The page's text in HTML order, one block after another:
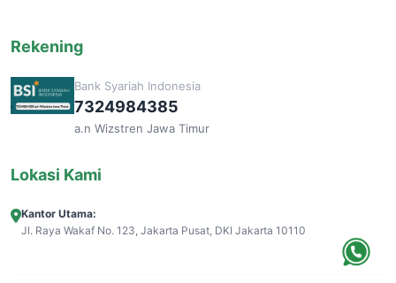
Rekening
Bank Syariah Indonesia
7324984385
a.n Wizstren Jawa Timur
Lokasi Kami
Kantor Utama:
Jl. Raya Wakaf No. 123, Jakarta Pusat, DKI Jakarta 10110